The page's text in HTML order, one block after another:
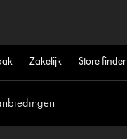
Zakelijk Store finder